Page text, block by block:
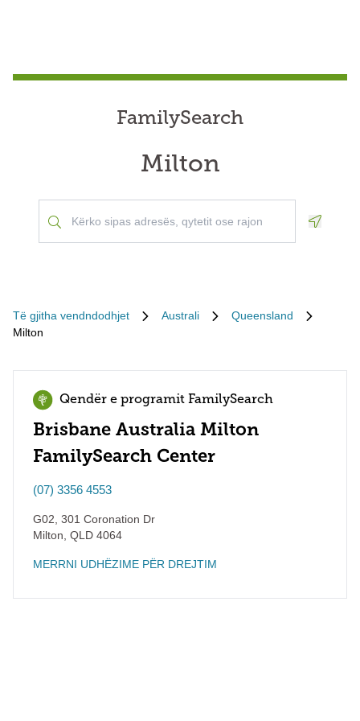
FamilySearch
Milton
Të gjitha vendndodhjet Australi
Queensland
Milton
Qendër e programit FamilySearch
Brisbane Australia Milton
FamilySearch Center
(07) 3356 4553
G02, 301 Coronation Dr
Milton QLD 4064
MERRNI UDHËZIME PËR DREJTIM